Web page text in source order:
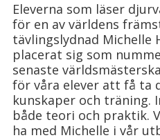
Eleverna som läser
för en av världens
tävlingslydnad Michelle
placerat sig som
senaste
för våra elever att få ta
kunskaper och träning.
både teori och praktik.
ha med Michelle i vår